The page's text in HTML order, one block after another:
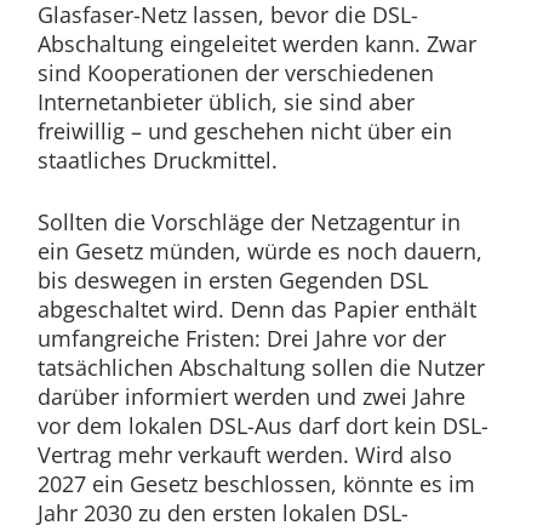
Glasfaser-Netz lassen, bevor die DSL-
Abschaltung eingeleitet werden kann. Zwar
sind Kooperationen der verschiedenen
Internetanbieter üblich, sie sind aber
freiwillig – und geschehen nicht über ein
staatliches Druckmittel.
Sollten die Vorschläge der Netzagentur in
ein Gesetz münden, würde es noch dauern,
bis deswegen in ersten Gegenden DSL
abgeschaltet wird. Denn das Papier enthält
umfangreiche Fristen: Drei Jahre vor der
tatsächlichen Abschaltung sollen die Nutzer
darüber informiert werden und zwei Jahre
vor dem lokalen DSL-Aus darf dort kein DSL-
Vertrag mehr verkauft werden. Wird also
2027 ein Gesetz beschlossen, könnte es im
Jahr 2030 zu den ersten lokalen DSL-